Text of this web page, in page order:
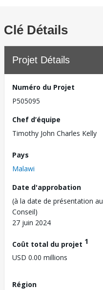
Clé Détails
Projet Détails
Numéro du Projet
P505095
Chef d’équipe
Timothy John Charles Kelly
Pays
Malawi
Date d'approbation
(à la date de présentation au
Conseil)
27 juin 2024
Coût total du projet 1
USD 0.00 millions
Région